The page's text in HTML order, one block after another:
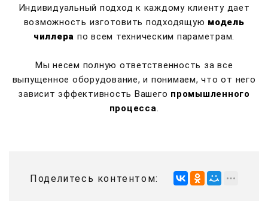
Индивидуальный подход к каждому клиенту дает
возможность изготовить подходящую модель
чиллера по всем техническим параметрам.
Мы несем полную ответственность за все
выпущенное оборудование, и понимаем, что от него
зависит эффективность Вашего промышленного
процесса.
Поделитесь контентом: